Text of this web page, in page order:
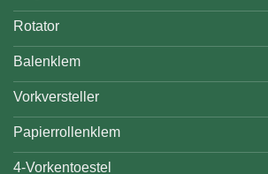
Rotator
Balenklem
Vorkversteller
Papierrollenklem
4-Vorkentoestel